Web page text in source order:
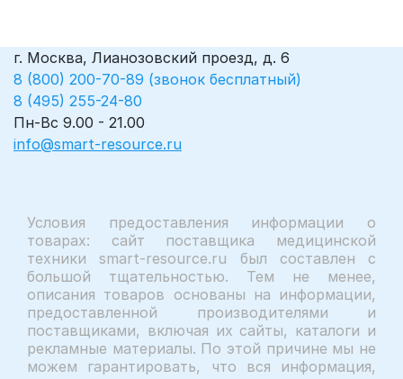
г. Москва, Лианозовский проезд, д. 6
8 (800) 200-70-89 (звонок бесплатный)
8 (495) 255-24-80
Пн-Вс 9.00 - 21.00
info@smart-resource.ru
Условия предоставления информации о
товарах: сайт поставщика медицинской
техники smart-resource.ru был составлен с
большой тщательностью. Тем не менее,
описания товаров основаны на информации,
предоставленной производителями и
поставщиками, включая их сайты, каталоги и
рекламные материалы. По этой причине мы не
можем гарантировать, что вся информация,